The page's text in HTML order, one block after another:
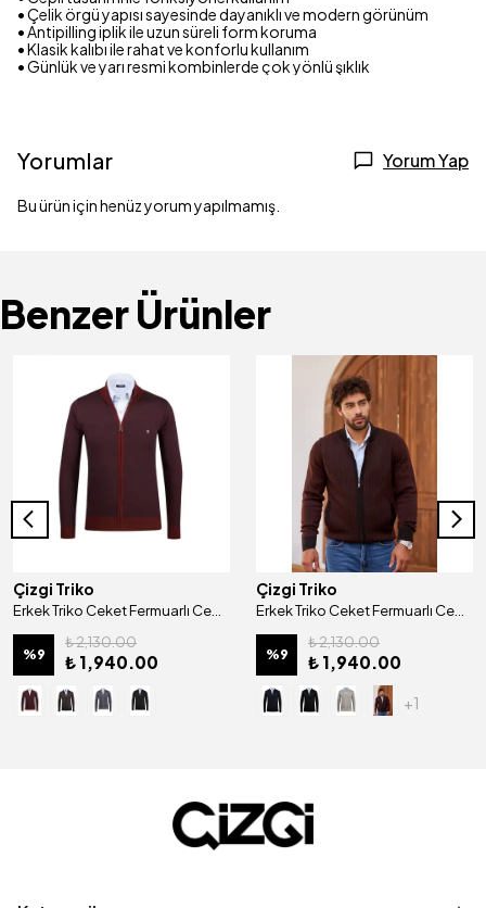
• Çelik örgü yapısı sayesinde dayanıklı ve modern görünüm
• Antipilling iplik ile uzun süreli form koruma
• Klasik kalıbı ile rahat ve konforlu kullanım
• Günlük ve yarı resmi kombinlerde çok yönlü şıklık
Yorumlar Yorum Yap
Bu ürün için henüz yorum yapılmamış.
Benzer Ürünler
Çizgi Triko
Erkek Triko Ceket Fermuarlı Cep Detaylı Desenli Kol Ve Bel Lastikli Çelik Örgü - 4818K
%9
₺ 2,130.00
₺ 1,940.00
Çizgi Triko
Erkek Triko Ceket Fermuarlı Cep Detaylı Desenli Kol Ve Bel Lastikli Çelik Örgü Regular Kalıp - 5004K
%9
₺ 2,130.00
₺ 1,940.00
+1